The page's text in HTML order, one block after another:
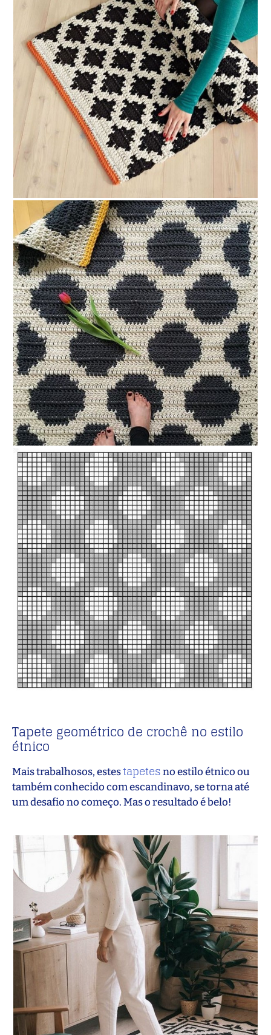
Tapete geométrico de crochê no estilo
étnico
Mais trabalhosos, estestapetesno estilo étnico ou
também conhecido com escandinavo, se torna até
um desafio no começo. Mas o resultado é belo!